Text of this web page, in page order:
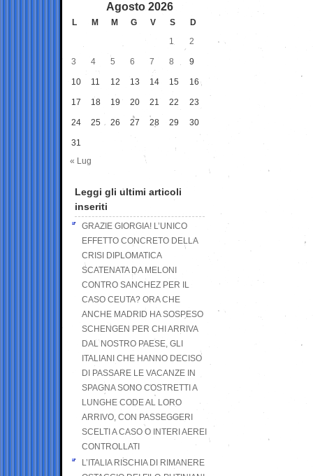
Agosto 2026
L M M G V S
D
1
2
3 4 5 6 7 8 9
10 11 12 13 14 15 16
17 18 19 20 21 22 23
24 25 26 27 28 29 30
31
« Lug
Leggi gli ultimi articoli
inseriti
GRAZIE GIORGIA! L’UNICO
EFFETTO CONCRETO DELLA
CRISI DIPLOMATICA
SCATENATA DA MELONI
CONTRO SANCHEZ PER IL
CASO CEUTA? ORA CHE
ANCHE MADRID HA SOSPESO
SCHENGEN PER CHI ARRIVA
DAL NOSTRO PAESE, GLI
ITALIANI CHE HANNO DECISO
DI PASSARE LE VACANZE IN
SPAGNA SONO COSTRETTI A
LUNGHE CODE AL LORO
ARRIVO, CON PASSEGGERI
SCELTI A CASO O INTERI AEREI
CONTROLLATI
L’ITALIA RISCHIA DI RIMANERE